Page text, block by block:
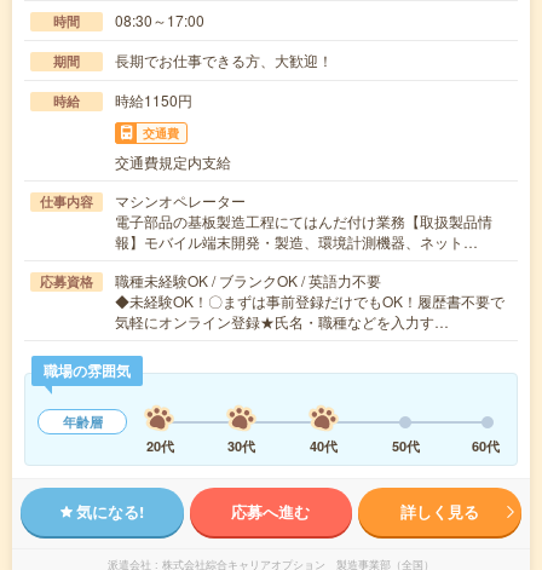
時間 08:30～17:00
期間 長期でお仕事できる方、大歓迎！
時給 時給1150円
交通費
交通費規定内支給
仕事内容
マシンオペレーター
電子部品の基板製造工程にてはんだ付け業務【取扱製品情
報】モバイル端末開発・製造、環境計測機器、ネット…
応募資格
職種未経験OK / ブランクOK / 英語力不要
◆未経験OK！〇まずは事前登録だけでもOK！履歴書不要で
気軽にオンライン登録★氏名・職種などを入力す…
職場の雰囲気
年齢層
20代
30代 40代 50代 60代
気になる! 応募へ進む 詳しく見る
派遣会社 株式会社綜合キャリアオプション 製造事業部（全国）